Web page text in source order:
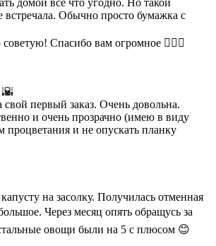
домой всё что угодно. Но такой
встречала. Обычно просто бумажка с
Спасибо вам огромное 👍🏼🌺
🌇
свой первый заказ. Очень довольна.
и очень прозрачно (имею в виду
процветания и не опускать планку
на засолку. Получилась отменная
Через месяц опять обращусь за
овощи были на 5 с плюсом 😊